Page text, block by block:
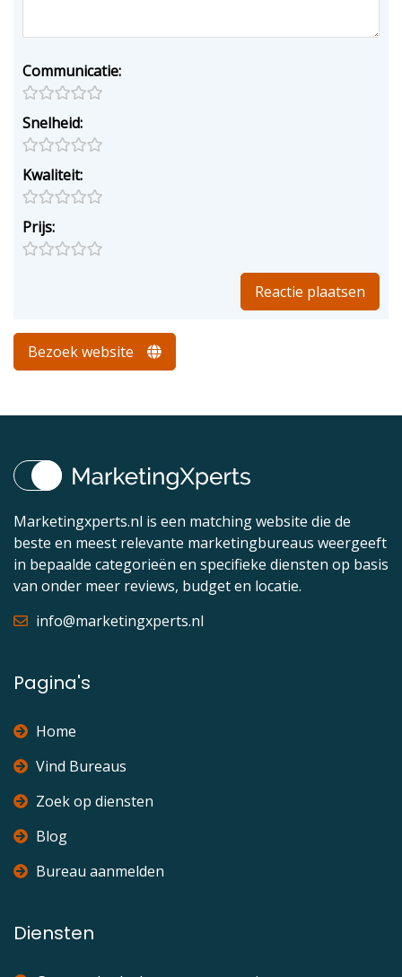
Communicatie:
Snelheid:
Kwaliteit:
Prijs:
Bezoek website
Marketingxperts.nl is een matching website die de
beste en meest relevante marketingbureaus weergeeft
in bepaalde categorieën en specifieke diensten op basis
van onder meer reviews, budget en locatie.
info@marketingxperts.nl
Pagina's
Home
Vind Bureaus
Zoek op diensten
Blog
Bureau aanmelden
Diensten